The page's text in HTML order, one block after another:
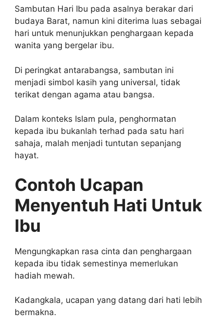
Sambutan Hari Ibu pada asalnya berakar dari
budaya Barat, namun kini diterima luas sebagai
hari untuk menunjukkan penghargaan kepada
wanita yang bergelar ibu.
Di peringkat antarabangsa, sambutan ini
menjadi simbol kasih yang universal, tidak
terikat dengan agama atau bangsa.
Dalam konteks Islam pula, penghormatan
kepada ibu bukanlah terhad pada satu hari
sahaja, malah menjadi tuntutan sepanjang
hayat.
Contoh Ucapan
Menyentuh Hati Untuk
Ibu
Mengungkapkan rasa cinta dan penghargaan
kepada ibu tidak semestinya memerlukan
hadiah mewah.
Kadangkala, ucapan yang datang dari hati lebih
bermakna.